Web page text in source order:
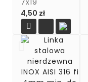
7x19
4,50 złCena
